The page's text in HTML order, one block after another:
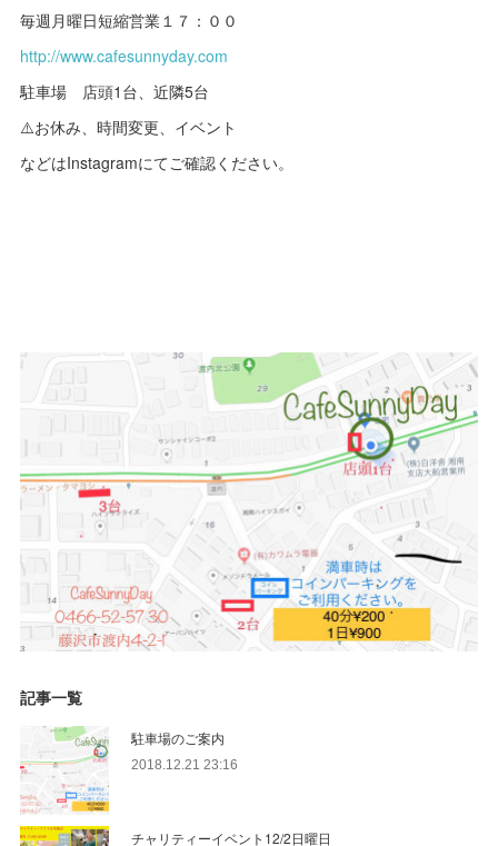
毎週月曜日短縮営業１７：００
http://www.cafesunnyday.com
駐車場 店頭1台、近隣5台
⚠️お休み、時間変更、イベント
などはInstagramにてご確認ください。
記事一覧
駐車場のご案内
2018.12.21 23:16
チャリティーイベント12/2日曜日